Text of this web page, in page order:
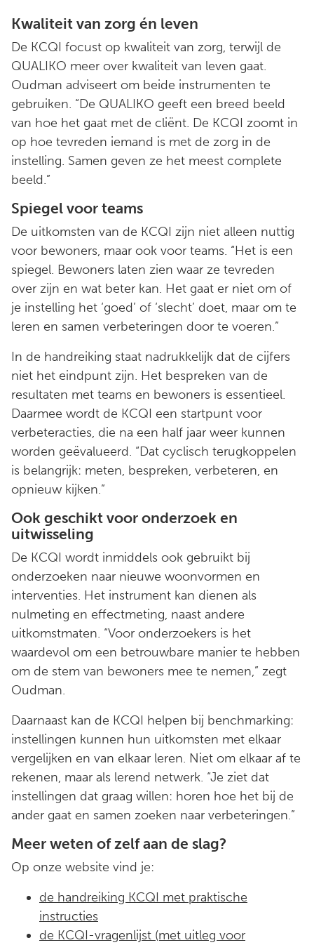
Kwaliteit van zorg én leven
De KCQI focust op kwaliteit van zorg, terwijl de
QUALIKO meer over kwaliteit van leven gaat.
Oudman adviseert om beide instrumenten te
gebruiken. “De QUALIKO geeft een breed beeld
van hoe het gaat met de cliënt. De KCQI zoomt in
op hoe tevreden iemand is met de zorg in de
instelling. Samen geven ze het meest complete
beeld.”
Spiegel voor teams
De uitkomsten van de KCQI zijn niet alleen nuttig
voor bewoners, maar ook voor teams. “Het is een
spiegel. Bewoners laten zien waar ze tevreden
over zijn en wat beter kan. Het gaat er niet om of
je instelling het ‘goed’ of ‘slecht’ doet, maar om te
leren en samen verbeteringen door te voeren.”
In de handreiking staat nadrukkelijk dat de cijfers
niet het eindpunt zijn. Het bespreken van de
resultaten met teams en bewoners is essentieel.
Daarmee wordt de KCQI een startpunt voor
verbeteracties, die na een half jaar weer kunnen
worden geëvalueerd. “Dat cyclisch terugkoppelen
is belangrijk: meten, bespreken, verbeteren, en
opnieuw kijken.”
Ook geschikt voor onderzoek en
uitwisseling
De KCQI wordt inmiddels ook gebruikt bij
onderzoeken naar nieuwe woonvormen en
interventies. Het instrument kan dienen als
nulmeting en effectmeting, naast andere
uitkomstmaten. “Voor onderzoekers is het
waardevol om een betrouwbare manier te hebben
om de stem van bewoners mee te nemen,” zegt
Oudman.
Daarnaast kan de KCQI helpen bij benchmarking:
instellingen kunnen hun uitkomsten met elkaar
vergelijken en van elkaar leren. Niet om elkaar af te
rekenen, maar als lerend netwerk. “Je ziet dat
instellingen dat graag willen: horen hoe het bij de
ander gaat en samen zoeken naar verbeteringen.”
Meer weten of zelf aan de slag?
Op onze website vind je:
de handreiking KCQI met praktische
instructies
de KCQI-vragenlijst (met uitleg voor